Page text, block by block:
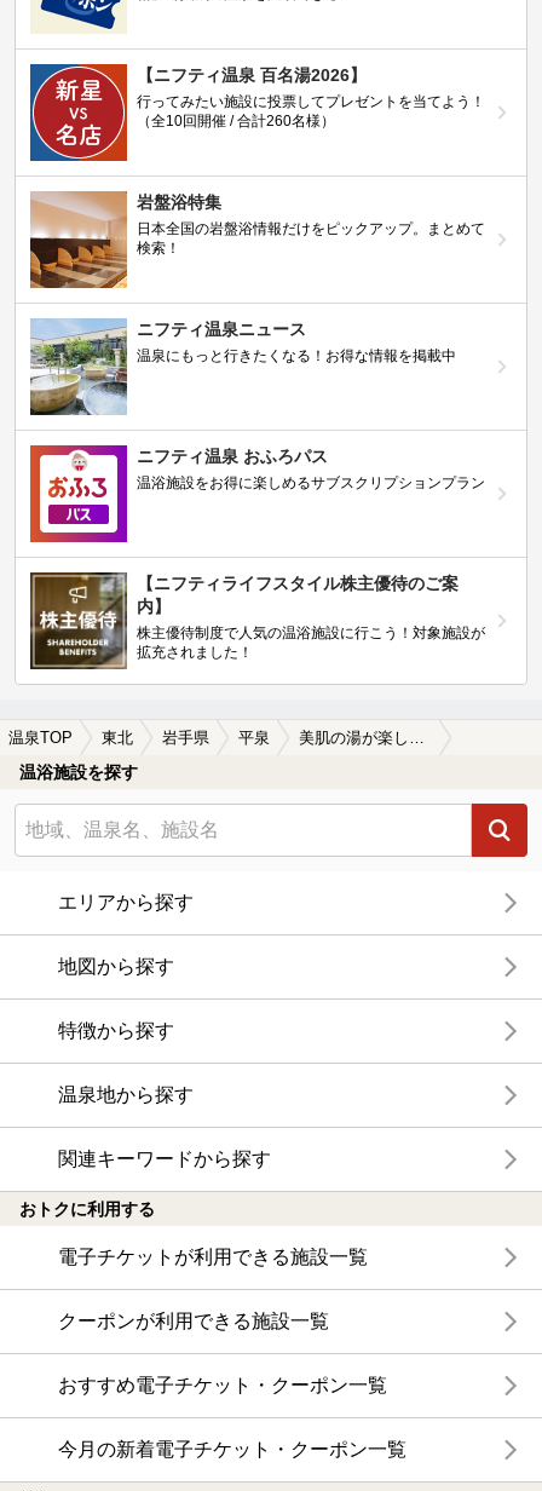
【ニフティ温泉 百名湯2026】
行ってみたい施設に投票してプレゼントを当てよう！
（全10回開催 / 合計260名様）
岩盤浴特集
日本全国の岩盤浴情報だけをピックアップ。まとめて
検索！
ニフティ温泉ニュース
温泉にもっと行きたくなる！お得な情報を掲載中
ニフティ温泉 おふろパス
温浴施設をお得に楽しめるサブスクリプションプラン
【ニフティライフスタイル株主優待のご案
内】
株主優待制度で人気の温浴施設に行こう！対象施設が
拡充されました！
温泉TOP 東北 岩手県 平泉
温浴施設を探す
エリアから探す
地図から探す
特徴から探す
温泉地から探す
関連キーワードから探す
おトクに利用する
電子チケットが利用できる施設一覧
クーポンが利用できる施設一覧
おすすめ電子チケット・クーポン一覧
今月の新着電子チケット・クーポン一覧